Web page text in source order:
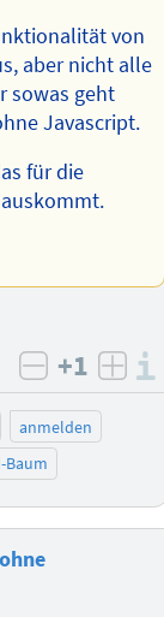
von
aber nicht alle
sowas geht
Javascript.
für die
negativ
+1
anmelden
Baum